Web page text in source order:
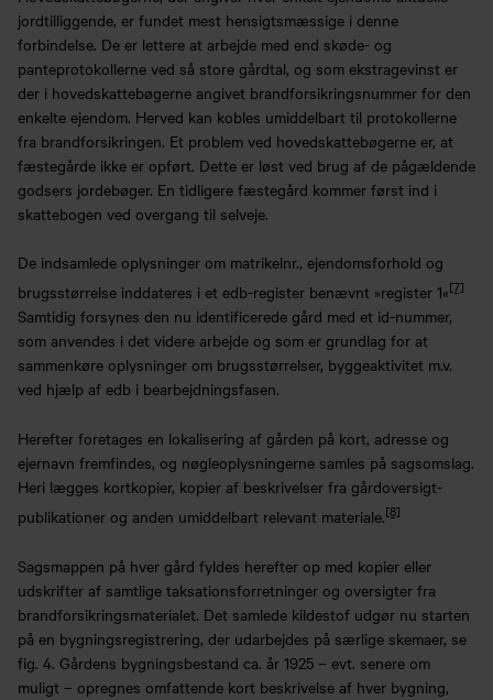
jordtilliggende, er fundet mest hensigtsmæssige i denne
forbindelse. De er lettere at arbejde med end skøde- og
panteprotokollerne ved så store gårdtal, og som ekstragevinst er
der i hovedskattebøgerne angivet brandforsikringsnummer for den
enkelte ejendom. Herved kan kobles umiddelbart til protokollerne
fra brandforsikringen. Et problem ved hovedskattebøgerne er, at
fæstegårde ikke er opført. Dette er løst ved brug af de pågældende
godsers jordebøger. En tidligere fæstegård kommer først ind i
skattebogen ved overgang til selveje.
De indsamlede oplysninger om matrikelnr., ejendomsforhold og
brugsstørrelse inddateres i et edb-register benævnt »register 1«[7]
Samtidig forsynes den nu identificerede gård med et id-nummer,
som anvendes i det videre arbejde og som er grundlag for at
sammenkøre oplysninger om brugsstørrelser, byggeaktivitet m.v.
ved hjælp af edb i bearbejdningsfasen.
Herefter foretages en lokalisering af gården på kort, adresse og
ejernavn fremfindes, og nøgleoplysningerne samles på sagsomslag.
Heri lægges kortkopier, kopier af beskrivelser fra gårdoversigt-
publikationer og anden umiddelbart relevant materiale.[8]
Sagsmappen på hver gård fyldes herefter op med kopier eller
udskrifter af samtlige taksationsforretninger og oversigter fra
brandforsikringsmaterialet. Det samlede kildestof udgør nu starten
på en bygningsregistrering, der udarbejdes på særlige skemaer, se
fig. 4. Gårdens bygningsbestand ca. år 1925 – evt. senere om
muligt – opregnes omfattende kort beskrivelse af hver bygning,